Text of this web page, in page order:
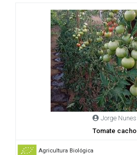
Jorge Nunes
Tomate cacho
Agricultura Biológica